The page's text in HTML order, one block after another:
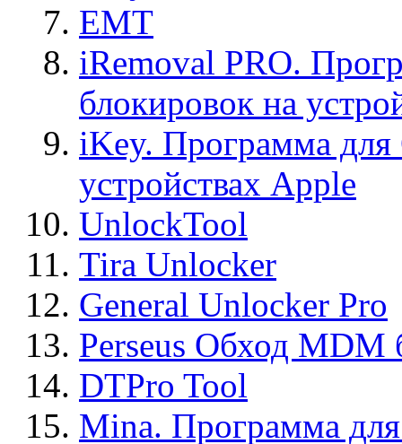
EMT
iRemoval PRO.
блокировок на
iKey. Программа для
устройствах Apple
UnlockTool
Tira Unlocker
General Unlocker Pro
Perseus Обход MDM
DTPro Tool
Mina. Программа